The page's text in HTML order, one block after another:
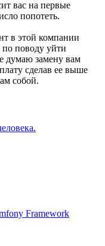
вас на первые
попотеть.
в этой компании
по поводу уйти
думаю замену вам
сделав ее выше
собой.
Framework